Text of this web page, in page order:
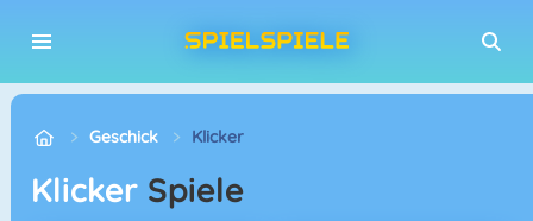
Geschick Klicker
Klicker Spiele